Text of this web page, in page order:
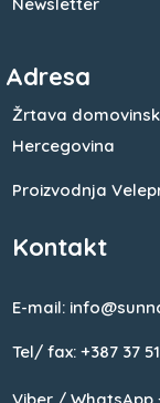
Adresa
Žrtava
Hercegovina
Proizvodnja
Kontakt
E-mail:
Tel/ fax: +387 37